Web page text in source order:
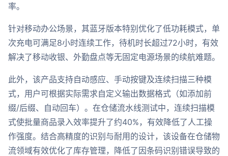
率。
针对移动办公场景，其蓝牙版本特别优化了低功耗模式，单
次充电可满足8小时连续工作，待机时长超过72小时，有效
解决了移动收银、外勤盘点等无固定电源场景的续航难题。
此外，该产品支持自动感应、手动按键及连续扫描三种模
式，用户可根据实际需求自定义输出数据格式（如添加前
缀/后缀、自动回车）。在仓储流水线测试中，连续扫描模
式使批量商品录入效率提升了约40%，有效降低了人工操
作强度。结合高精度的识别与耐用的设计，该设备在仓储物
流领域有效优化了库存管理，降低了因条码识别错误导致的